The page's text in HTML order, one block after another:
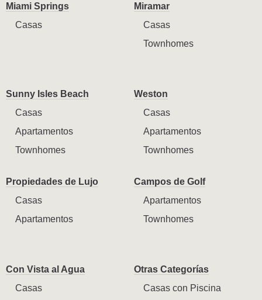
Miami Springs
Casas
Miramar
Casas
Townhomes
Sunny Isles Beach
Casas
Apartamentos
Townhomes
Weston
Casas
Apartamentos
Townhomes
Propiedades de Lujo
Casas
Apartamentos
Campos de Golf
Apartamentos
Townhomes
Con Vista al Agua
Casas
Otras Categorías
Casas con Piscina